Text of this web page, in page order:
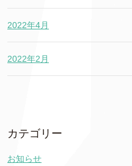
2022年4月
2022年2月
カテゴリー
お知らせ